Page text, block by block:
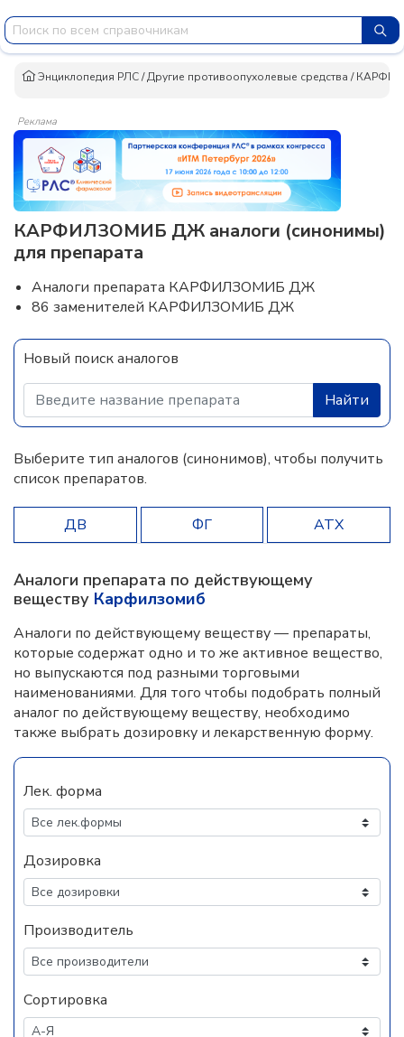
Энциклопедия РЛС/Другие противоопухолевые средства /
Реклама
КАРФИЛЗОМИБ ДЖ аналоги (синонимы)
для препарата
Аналоги препарата КАРФИЛЗОМИБ ДЖ
86 заменителей КАРФИЛЗОМИБ ДЖ
Новый поиск аналогов
Найти
Выберите тип аналогов (синонимов), чтобы получить
список препаратов.
ДВ ФГ АТХ
Аналоги препарата по действующему
веществу Карфилзомиб
Аналоги по действующему веществу — препараты,
которые содержат одно и то же активное вещество,
но выпускаются под разными торговыми
наименованиями. Для того чтобы подобрать полный
аналог по действующему веществу, необходимо
также выбрать дозировку и лекарственную форму.
Лек. форма
Дозировка
Производитель
Сортировка